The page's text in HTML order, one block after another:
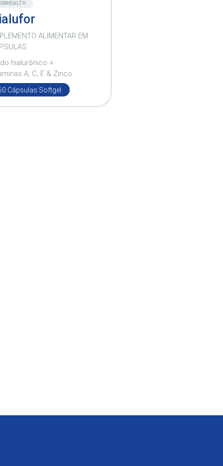
ALIMENTAR EM
hialurônico +
A, C, E & Zinco
Cápsulas Softgel